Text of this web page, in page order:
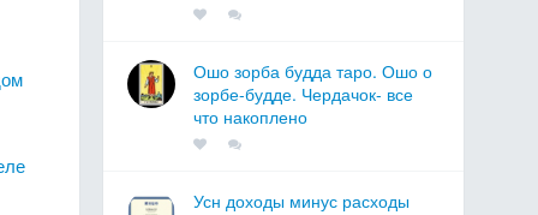
Ошо зорба будда таро. Ошо о
зорбе-будде. Чердачок- все
что накоплено
Усн доходы минус расходы